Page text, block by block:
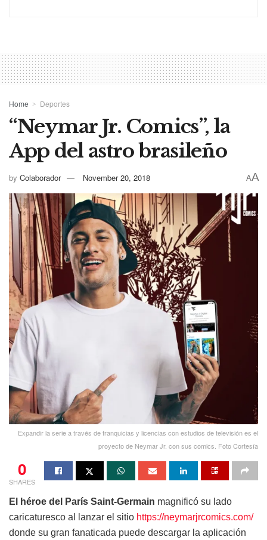
Home Deportes
“Neymar Jr. Comics”, la
App del astro brasileño
by Colaborador November 20, 2018 AA
Expandir la serie a través de franquicias y licencias con estudios de televisión es el
proyecto de Neymar Jr. con sus comics. Foto Cortesía
0
SHARES
El héroe del París Saint-Germain magnificó su lado
caricaturesco al lanzar el sitio https://neymarjrcomics.com/
donde su gran fanaticada puede descargar la aplicación